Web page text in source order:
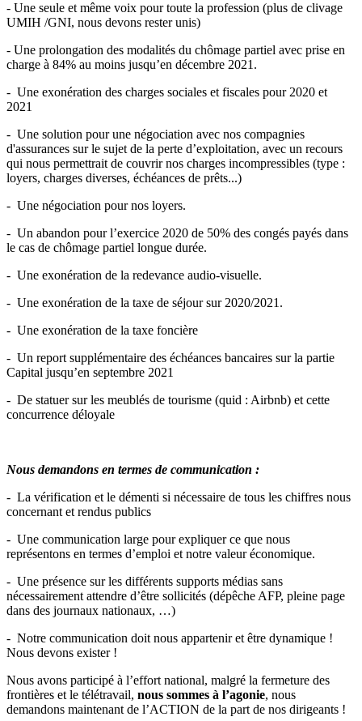
- Une seule et même voix pour toute la profession (plus de clivage
UMIH /GNI, nous devons rester unis)
- Une prolongation des modalités du chômage partiel avec prise en
charge à 84% au moins jusqu’en décembre 2021.
- Une exonération des charges sociales et fiscales pour 2020 et
2021
- Une solution pour une négociation avec nos compagnies
d'assurances sur le sujet de la perte d’exploitation, avec un recours
qui nous permettrait de couvrir nos charges incompressibles (type :
loyers, charges diverses, échéances de prêts...)
- Une négociation pour nos loyers.
- Un abandon pour l’exercice 2020 de 50% des congés payés dans
le cas de chômage partiel longue durée.
- Une exonération de la redevance audio-visuelle.
- Une exonération de la taxe de séjour sur 2020/2021.
- Une exonération de la taxe foncière
- Un report supplémentaire des échéances bancaires sur la partie
Capital jusqu’en septembre 2021
- De statuer sur les meublés de tourisme (quid : Airbnb) et cette
concurrence déloyale
Nous demandons en termes de communication :
- La vérification et le démenti si nécessaire de tous les chiffres nous
concernant et rendus publics
- Une communication large pour expliquer ce que nous
représentons en termes d’emploi et notre valeur économique.
- Une présence sur les différents supports médias sans
nécessairement attendre d’être sollicités (dépêche AFP, pleine page
dans des journaux nationaux, …)
- Notre communication doit nous appartenir et être dynamique !
Nous devons exister !
Nous avons participé à l’effort national, malgré la fermeture des
frontières et le télétravail, nous sommes à l’agonie, nous
demandons maintenant de l’ACTION de la part de nos dirigeants !